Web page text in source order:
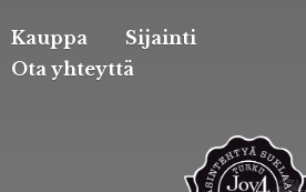
Kauppa
Sijainti
Ota yhteyttä